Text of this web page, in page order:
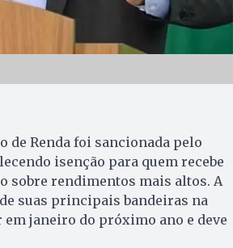
de Renda foi sancionada pelo
isenção para quem recebe
sobre rendimentos mais altos. A
suas principais bandeiras na
janeiro do próximo ano e deve